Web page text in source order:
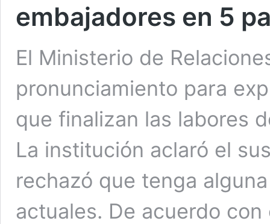
embajadores en 5
El Ministerio de
pronunciamiento para
que finalizan las labores
La institución aclaró el
rechazó que tenga
actuales. De acuerdo